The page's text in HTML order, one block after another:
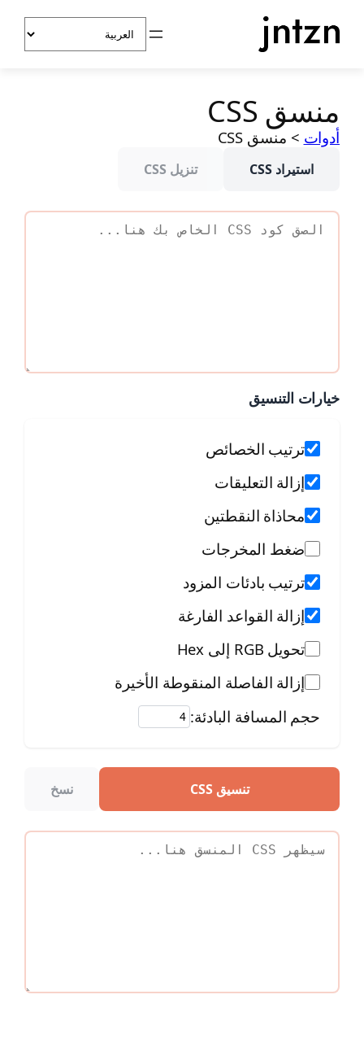
المحتوى
اختر
لغة
منسق CSS
أدوات > منسق CSS
استيراد CSS تنزيل CSS
خيارات التنسيق
ترتيب الخصائص
إزالة التعليقات
محاذاة النقطتين
ضغط المخرجات
ترتيب بادئات المزود
إزالة القواعد الفارغة
تحويل RGB إلى Hex
إزالة الفاصلة المنقوطة الأخيرة
حجم المسافة البادئة:
تنسيق CSS نسخ